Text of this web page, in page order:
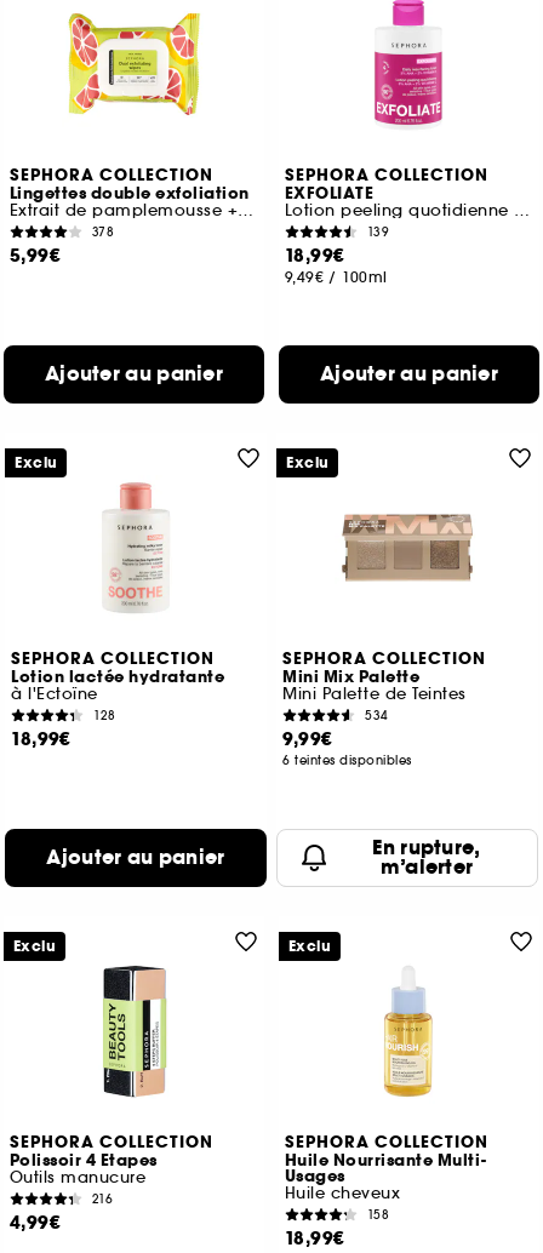
SEPHORA COLLECTION
Lingettes double exfoliation
Extrait de pamplemousse + Acides de fruits
378
5,99€
Ajouter au panier
SEPHORA COLLECTION
EXFOLIATE
Lotion peeling quotidienne avec 3% AHA + 2% vitamine C
139
18,99€
9,49€ / 100ml
Ajouter au panier
SEPHORA COLLECTION
Lotion lactée hydratante
à l'Ectoïne
128
18,99€
Ajouter au panier
Exclu
SEPHORA COLLECTION
Mini Mix Palette
Mini Palette de Teintes
534
9,99€
6 teintes disponibles
En rupture,
m’alerter
Exclu
SEPHORA COLLECTION
Polissoir 4 Etapes
Outils manucure
216
4,99€
Exclu
SEPHORA COLLECTION
Huile Nourrisante Multi-
Usages
Huile cheveux
158
18,99€
Exclu